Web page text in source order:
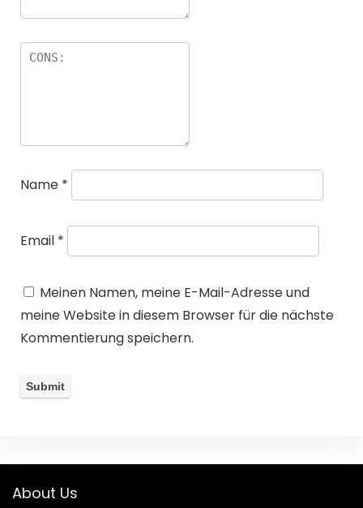
Name *
Email *
Meinen Namen, meine E-Mail-Adresse und
meine Website in diesem Browser für die nächste
Kommentierung speichern.
About Us